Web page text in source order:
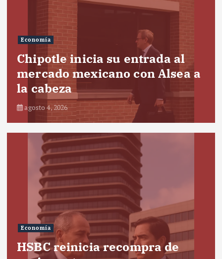
Economía
Chipotle inicia su entrada al
mercado mexicano con Alsea a
la cabeza
agosto 4, 2026
Economía
HSBC reinicia recompra de